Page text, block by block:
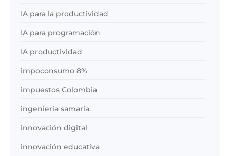
IA para la productividad
IA para programación
IA productividad
impoconsumo 8%
impuestos Colombia
ingenieria samaria.
innovación digital
innovación educativa